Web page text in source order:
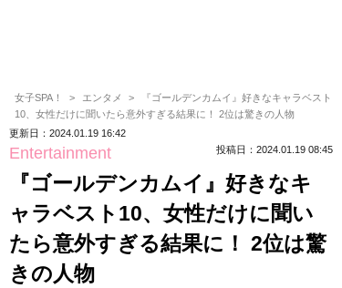
女子SPA！ エンタメ
『ゴールデンカムイ』好きなキャラベスト
10、女性だけに聞いたら意外すぎる結果に！ 2位は驚きの人物
更新日：2024.01.19 16:42
Entertainment 投稿日：2024.01.19 08:45
『ゴールデンカムイ』好きなキ
ャラベスト10、女性だけに聞い
たら意外すぎる結果に！ 2位は驚
きの人物